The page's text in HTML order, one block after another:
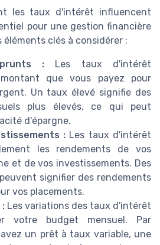
les taux d'intérêt influencent
pour une gestion financière
éléments clés à considérer :
: Les taux d'intérêt
que vous payez pour
Un taux élevé signifie des
plus élevés, ce qui peut
d'épargne.
: Les taux d'intérêt
les rendements de vos
et de vos investissements. Des
signifier des rendements
vos placements.
: Les variations des taux d'intérêt
votre budget mensuel. Par
un prêt à taux variable, une